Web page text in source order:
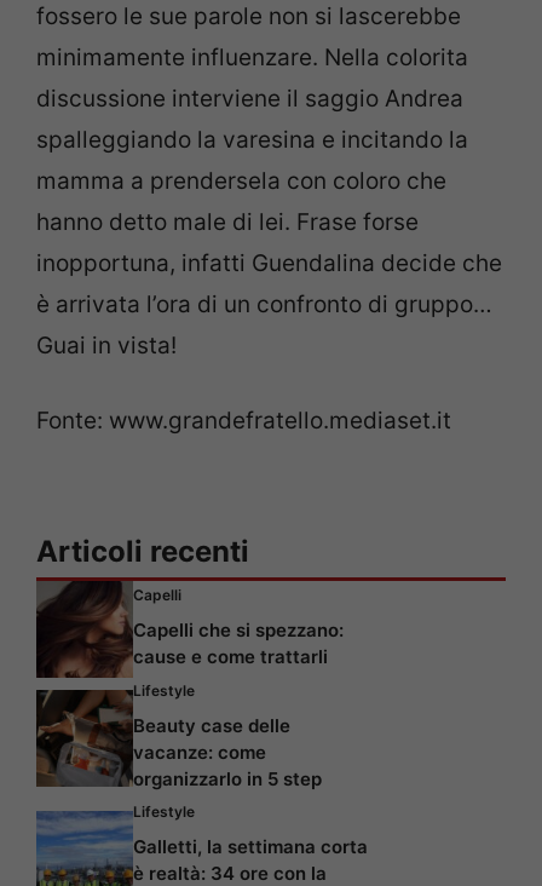
fossero le sue parole non si lascerebbe
minimamente influenzare. Nella colorita
discussione interviene il saggio Andrea
spalleggiando la varesina e incitando la
mamma a prendersela con coloro che
hanno detto male di lei. Frase forse
inopportuna, infatti Guendalina decide che
è arrivata l’ora di un confronto di gruppo…
Guai in vista!
Fonte: www.grandefratello.mediaset.it
Articoli recenti
Capelli
Capelli che si spezzano:
cause e come trattarli
Lifestyle
Beauty case delle
vacanze: come
organizzarlo in 5 step
Lifestyle
Galletti, la settimana corta
è realtà: 34 ore con la